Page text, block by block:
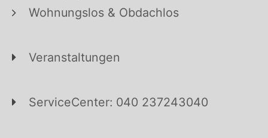
Wohnungslos & Obdachlos
Veranstaltungen
ServiceCenter: 040 237243040